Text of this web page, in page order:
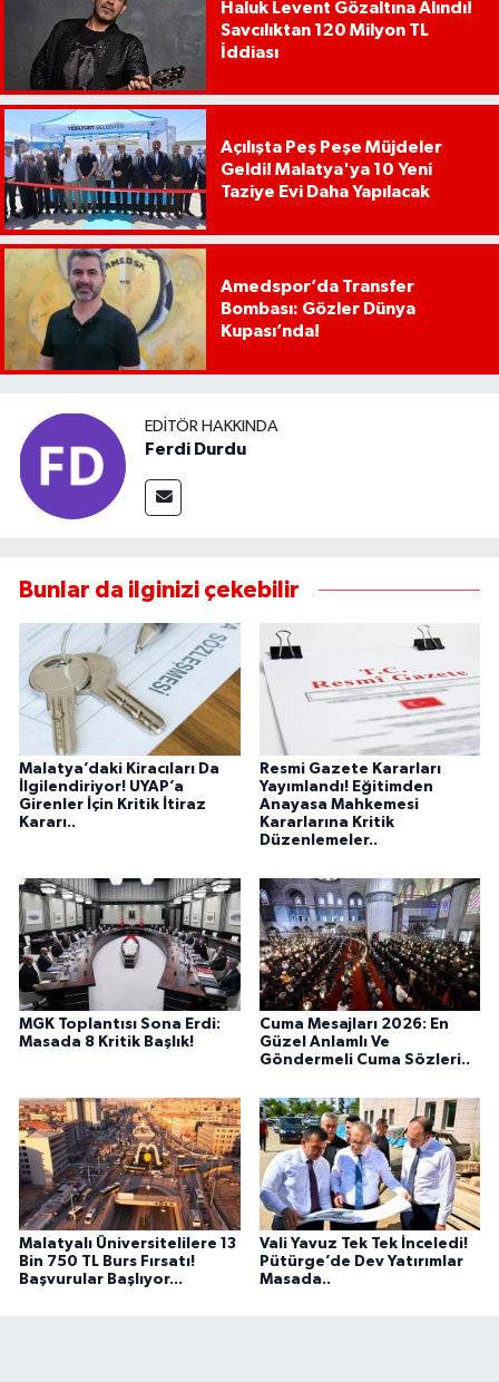
Haluk Levent Gözaltına Alındı!
Savcılıktan 120 Milyon TL
İddiası
Açılışta Peş Peşe Müjdeler
Geldi! Malatya'ya 10 Yeni
Taziye Evi Daha Yapılacak
Amedspor’da Transfer
Bombası: Gözler Dünya
Kupası’nda!
EDITÖR HAKKINDA
Ferdi Durdu
Bunlar da ilginizi çekebilir
Malatya’daki Kiracıları Da
İlgilendiriyor! UYAP’a
Girenler İçin Kritik İtiraz
Kararı..
Resmi Gazete Kararları
Yayımlandı! Eğitimden
Anayasa Mahkemesi
Kararlarına Kritik
Düzenlemeler..
MGK Toplantısı Sona Erdi:
Masada 8 Kritik Başlık!
Cuma Mesajları 2026: En
Güzel Anlamlı Ve
Göndermeli Cuma Sözleri..
Malatyalı Üniversitelilere 13
Bin 750 TL Burs Fırsatı!
Başvurular Başlıyor...
Vali Yavuz Tek Tek İnceledi!
Pütürge’de Dev Yatırımlar
Masada..